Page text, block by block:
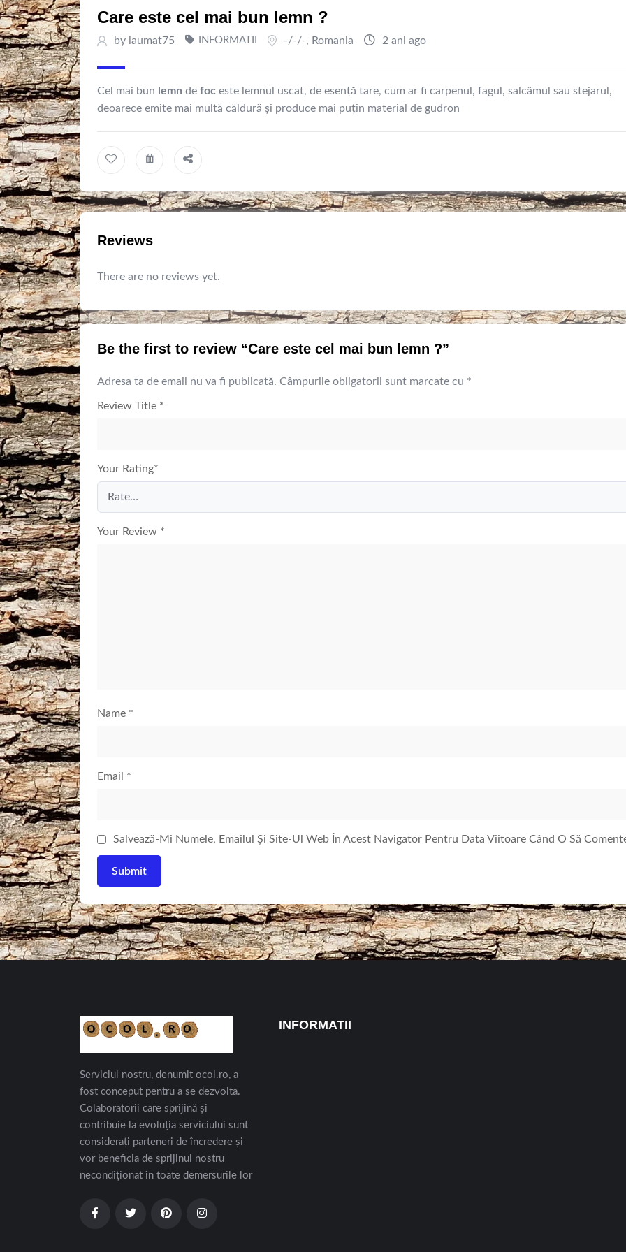
Care este cel mai bun lemn ?
by laumat75 INFORMATII -/-/-, Romania 2 ani ago
Cel mai bun lemn de foc este lemnul uscat, de esență tare, cum ar fi carpenul, fagul, salcâmul sau stejarul,
deoarece emite mai multă căldură și produce mai puțin material de gudron
Reviews
There are no reviews yet.
Be the first to review “Care este cel mai bun lemn ?”
Adresa ta de email nu va fi publicată. Câmpurile obligatorii sunt marcate cu *
Review Title *
Your Rating*
Your Review *
Name *
Email *
Salvează-Mi Numele, Emailul Și Site-Ul Web În Acest Navigator Pentru Data Viitoare Când O Să
Serviciul nostru, denumit ocol.ro, a
fost conceput pentru a se dezvolta.
Colaboratorii care sprijină și
contribuie la evoluția serviciului sunt
considerați parteneri de încredere și
vor beneficia de sprijinul nostru
necondiționat în toate demersurile lor
INFORMATII